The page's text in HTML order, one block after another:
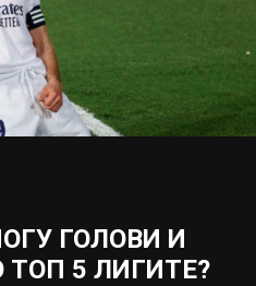
ГОЛОВИ И
5 ЛИГИТЕ?